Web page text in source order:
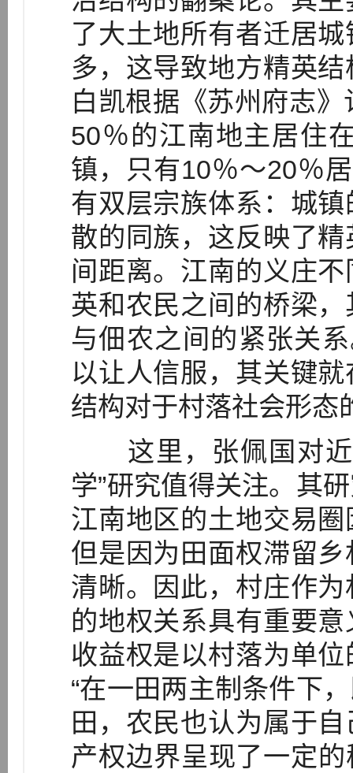
了大土地所有者迁居
多，这导致地方精英
白凯根据《苏州府志
50％的江南地主居住
镇，只有10％～20％
有双层宗族体系：城
散的同族，这反映了
间距离。江南的义庄
英和农民之间的桥梁
与佃农之间的紧张关
以让人信服，其关键
结构对于村落社会形态
这里，张佩国对近
学”研究值得关注。其
江南地区的土地交易
但是因为田面权滞留
清晰。因此，村庄作
的地权关系具有重要
收益权是以村落为单
“在一田两主制条件下
田，农民也认为属于
产权边界呈现了一定